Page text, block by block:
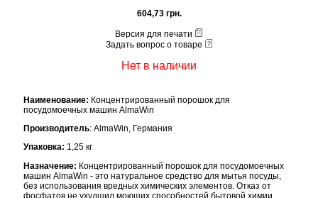
604,73 грн.
Версия для печати
Задать вопрос о товаре
Нет в наличии
Наименование: Концентрированный порошок для
посудомоечных машин AlmaWin
Производитель: AlmaWin, Германия
Упаковка: 1,25 кг
Назначение: Концентрированный порошок для посудомоечных
машин AlmaWin - это натуральное средство для мытья посуды,
без использования вредных химических элементов. Отказ от
фосфатов не ухудшил моющих способностей бытовой химии.